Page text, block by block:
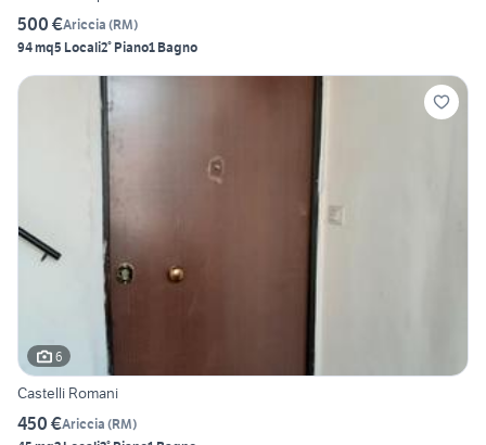
500 €Ariccia (RM)
94 mq5 Locali2° Piano1 Bagno
6
Castelli Romani
450 €Ariccia (RM)